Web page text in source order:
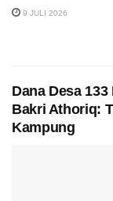
9 JULI 2026
Dana Desa
Bakri Athoriq:
Kampung